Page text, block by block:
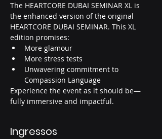
The HEARTCORE DUBAI SEMINAR XL is
the enhanced version of the original
HEARTCORE DUBAI SEMINAR. This XL
edition promises:
More glamour
More stress tests
Unwavering commitment to
Compassion Language
Experience the event as it should be—
fully immersive and impactful.
Ingressos